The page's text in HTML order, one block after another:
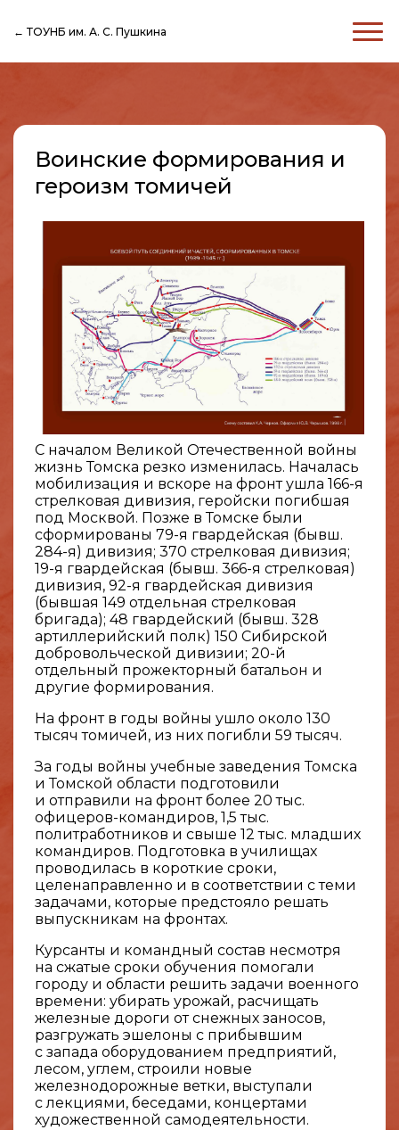
← ТОУНБ им. А. С. Пушкина
Воинские формирования и
героизм томичей
С началом Великой Отечественной войны
жизнь Томска резко изменилась. Началась
мобилизация и вскоре на фронт ушла 166-я
стрелковая дивизия, геройски погибшая
под Москвой. Позже в Томске были
сформированы 79-я гвардейская (бывш.
284-я) дивизия; 370 стрелковая дивизия;
19-я гвардейская (бывш. 366-я стрелковая)
дивизия, 92-я гвардейская дивизия
(бывшая 149 отдельная стрелковая
бригада); 48 гвардейский (бывш. 328
артиллерийский полк) 150 Сибирской
добровольческой дивизии; 20-й
отдельный прожекторный батальон и
другие формирования.
На фронт в годы войны ушло около 130
тысяч томичей, из них погибли 59 тысяч.
За годы войны учебные заведения Томска
и Томской области подготовили
и отправили на фронт более 20 тыс.
офицеров-командиров, 1,5 тыс.
политработников и свыше 12 тыс. младших
командиров. Подготовка в училищах
проводилась в короткие сроки,
целенаправленно и в соответствии с теми
задачами, которые предстояло решать
выпускникам на фронтах.
Курсанты и командный состав несмотря
на сжатые сроки обучения помогали
городу и области решить задачи военного
времени: убирать урожай, расчищать
железные дороги от снежных заносов,
разгружать эшелоны с прибывшим
с запада оборудованием предприятий,
лесом, углем, строили новые
железнодорожные ветки, выступали
с лекциями, беседами, концертами
художественной самодеятельности.